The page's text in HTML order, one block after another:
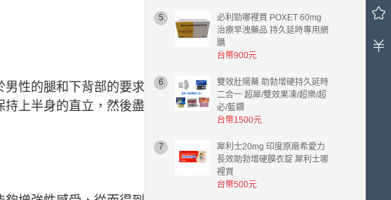
男性的腿和下背部的要求
持上半身的直立，然後盡
5
必利勁哪裡買 POXET 60mg
治療早洩藥品 持久延時專用網
購
台幣900元
6
雙效壯陽藥 助勃增硬持久延時
二合一 超犀/雙效果凍/超樂/超
必/藍鑽
台幣1500元
7
犀利士20mg 印度原廠希愛力
長效助勃增硬膜衣錠 犀利士哪
裡買
台幣500元
中
0
件